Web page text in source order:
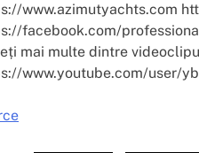
www.azimutyachts.com
facebook.com/
mai multe dintre
www.youtube.com/user/